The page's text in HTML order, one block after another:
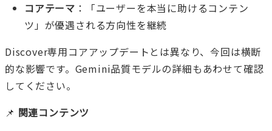
コアテーマ ：「ユーザーを本当に助けるコンテン
ツ」が優遇される方向性を継続
Discover専用コアアップデートとは異なり、今回は横断
的な影響です。 Gemini品質モデルの詳細もあわせて確認
してください。
📌 関連コンテンツ